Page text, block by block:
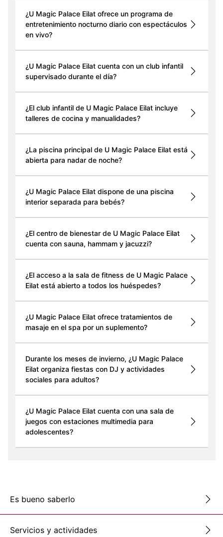
¿U Magic Palace Eilat ofrece un programa de
entretenimiento nocturno diario con espectáculos
en vivo?
¿U Magic Palace Eilat cuenta con un club infantil
supervisado durante el día?
¿El club infantil de U Magic Palace Eilat incluye
talleres de cocina y manualidades?
¿La piscina principal de U Magic Palace Eilat está
abierta para nadar de noche?
¿U Magic Palace Eilat dispone de una piscina
interior separada para bebés?
¿El centro de bienestar de U Magic Palace Eilat
cuenta con sauna, hammam y jacuzzi?
¿El acceso a la sala de fitness de U Magic Palace
Eilat está abierto a todos los huéspedes?
¿U Magic Palace Eilat ofrece tratamientos de
masaje en el spa por un suplemento?
Durante los meses de invierno, ¿U Magic Palace
Eilat organiza fiestas con DJ y actividades
sociales para adultos?
¿U Magic Palace Eilat cuenta con una sala de
juegos con estaciones multimedia para
adolescentes?
Es bueno saberlo
Servicios y actividades